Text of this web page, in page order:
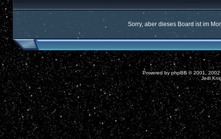
Sorry, aber dieses Board ist im
Powered byphpBB© 2001, 2002
Jedi